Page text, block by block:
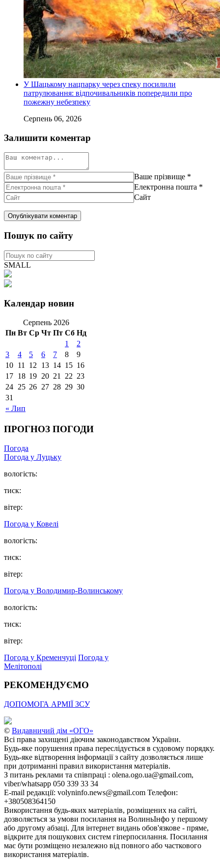
У Шацькому нацпарку через спеку посилили
патрулювання: відпочивальників попередили про
пожежну небезпеку
Серпень 06, 2026
Залишити коментар
Ваше прізвище *
Електронна пошта *
Сайт
Пошук по сайту
SMALL
Календар новин
Серпень 2026
Пн Вт Ср Чт Пт Сб Нд
« Лип
1
2
3
4 5 6 7 8
9
10 11 12 13 14 15 16
17 18 19 20 21 22 23
24 25 26 27 28 29 30
31
ПРОГНОЗ ПОГОДИ
Погода
Погода у Луцьку
вологість:
тиск:
вітер:
Погода у Ковелі
вологість:
тиск:
вітер:
Погода у Володимир-Волинському
вологість:
тиск:
вітер:
Погода у Кременчуці Погода у
Мелітополі
РЕКОМЕНДУЄМО
ДОПОМОГА АРМІЇ ЗСУ
© Видавничий дім «ОГО»
Всі права захищені діючим законодавством України.
Будь-яке порушення права переслідується в судовому порядку.
Будь-яке відтворення інформації з сайту дозволяється лише
при дотриманні правил використання матеріалів.
З питань реклами та співпраці : olena.ogo.ua@gmail.com,
viber/whatsapp 050 339 33 34
E-mail редакції: volyninfo.news@gmail.com Телефон:
+380508364150
Використання будь-яких матеріалів, розміщених на сайті,
дозволяється за умови посилання на ВолиньІнфо у першому
або другому абзаці. Для інтернет видань обов'язкове - пряме,
відкрите для пошукових систем гіперпосилання. Посилання
має бути розміщено незалежно від повного або часткового
використання матеріалів.